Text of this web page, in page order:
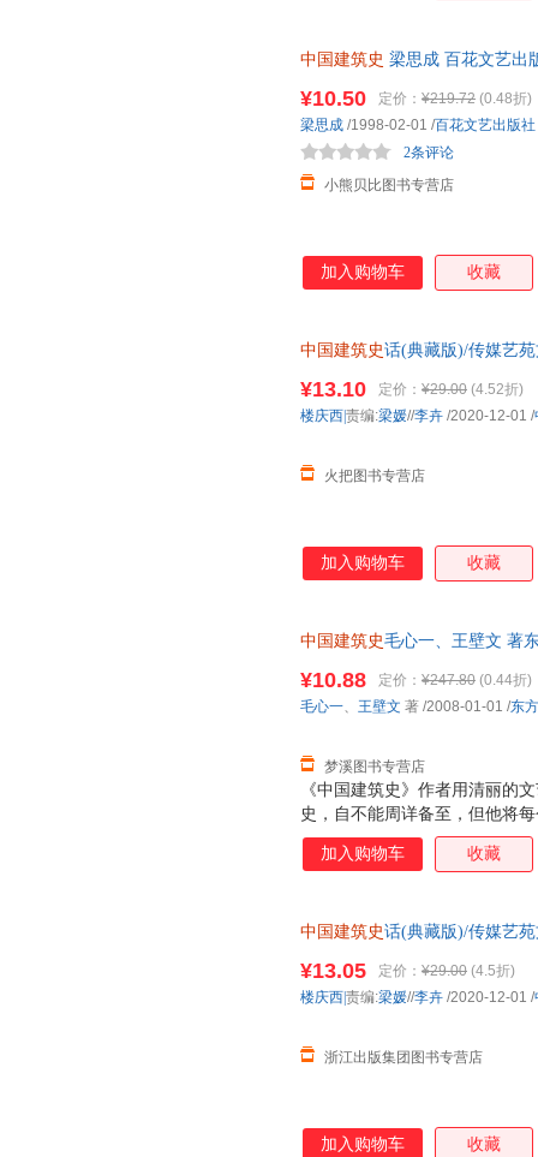
中国建筑史 梁思成 百花文艺出
¥10.50 定价： ¥219.72 (0.48折)
小熊贝比图书专营店
2条评论
梁思成 /1998-02-01 /百花文艺出版社
加入购物车 收藏
中国建筑史话(典藏版)/传媒艺
¥13.10 定价： ¥29.00 (4.52折)
火把图书专营店
楼庆西|责编:梁媛//李卉 /2020-12-01 /
加入购物车 收藏
中国建筑史毛心一、王壁文 著
《中国建筑史》作者用清丽
史，自不能周详备至，但他将
十分清楚，且颇饶兴趣，好像
一部有系统的建筑史缩本，大
¥10.88 定价： ¥247.80 (0.44折)
梦溪图书专营店
毛心一、 王壁文 著 /2008-01-01 /东
加入购物车 收藏
中国建筑史话(典藏版)/传媒艺
¥13.05 定价： ¥29.00 (4.5折)
浙江出版集团图书专营店
楼庆西|责编:梁媛//李卉 /2020-12-01 /
加入购物车 收藏